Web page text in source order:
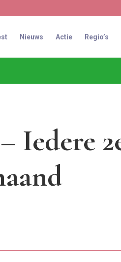
Nieuws Actie Regio’s
Iedere